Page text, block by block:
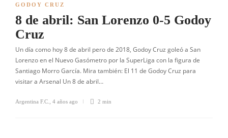
GODOY CRUZ
8 de abril: San Lorenzo 0-5 Godoy
Cruz
Un día como hoy 8 de abril pero de 2018, Godoy Cruz goleó a San
Lorenzo en el Nuevo Gasómetro por la SuperLiga con la figura de
Santiago Morro García. Mira también: El 11 de Godoy Cruz para
visitar a Arsenal Un 8 de abril…
Argentina F.C. 4 años ago 2 min